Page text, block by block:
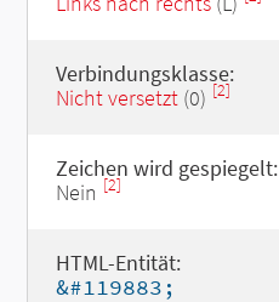
Verbindungsklasse:
Nicht versetzt(0) [2]
Zeichen wird gespiegelt:
Nein [2]
HTML-Entität:
&#119883;